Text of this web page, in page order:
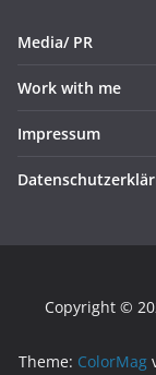
Media/ PR
Work with me
Impressum
Copyright ©
Theme: ColorMag